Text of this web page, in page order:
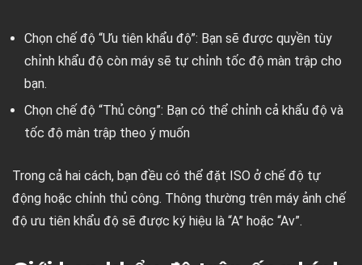
Chọn chế độ “Ưu tiên khẩu độ”: Bạn sẽ được quyền tùy
chỉnh khẩu độ còn máy sẽ tự chỉnh tốc độ màn trập cho
bạn.
Chọn chế độ “Thủ công”: Bạn có thể chỉnh cả khẩu độ và
tốc độ màn trập theo ý muốn
Trong cả hai cách, bạn đều có thể đặt ISO ở chế độ tự
động hoặc chỉnh thủ công. Thông thường trên máy ảnh chế
độ ưu tiên khẩu độ sẽ được ký hiệu là “A” hoặc “Av”.